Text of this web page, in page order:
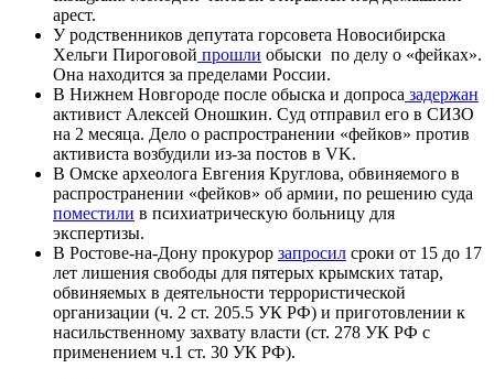
арест.
У родственников депутата горсовета Новосибирска
Хельги Пироговой прошли обыски по делу о «фейках».
Она находится за пределами России.
В Нижнем Новгороде после обыска и допроса задержан
активист Алексей Оношкин. Суд отправил его в СИЗО
на 2 месяца. Дело о распространении «фейков» против
активиста возбудили из-за постов в VK.
В Омске археолога Евгения Круглова, обвиняемого в
распространении «фейков» об армии, по решению суда
поместили в психиатрическую больницу для
экспертизы.
В Ростове-на-Дону прокурор запросил сроки от 15 до 17
лет лишения свободы для пятерых крымских татар,
обвиняемых в деятельности террористической
организации (ч. 2 ст. 205.5 УК РФ) и приготовлении к
насильственному захвату власти (ст. 278 УК РФ с
применением ч.1 ст. 30 УК РФ).